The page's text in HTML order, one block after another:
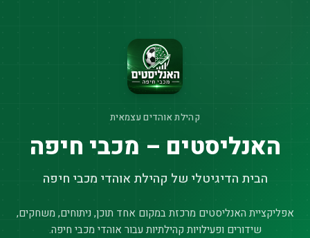
קהילת אוהדים עצמאית
האנליסטים – מכבי חיפה
הבית הדיגיטלי של קהילת אוהדי מכבי חיפה
אפליקציית האנליסטים מרכזת במקום אחד תוכן, ניתוחים, משחקים,
שידורים ופעילויות קהילתיות עבור אוהדי מכבי חיפה.